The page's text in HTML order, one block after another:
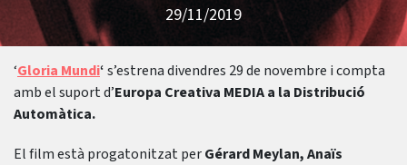
29/11/2019
‘Gloria Mundi‘s’estrena divendres 29 de novembre i compta
amb el suport d’Europa Creativa MEDIA a la Distribució
Automàtica.
El film està progatonitzat perGérard Meylan,Anaïs